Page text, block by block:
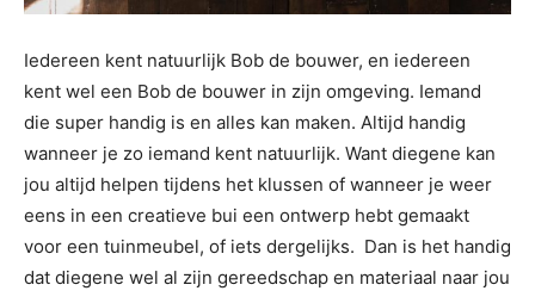
Iedereen kent natuurlijk Bob de bouwer, en iedereen
kent wel een Bob de bouwer in zijn omgeving. Iemand
die super handig is en alles kan maken. Altijd handig
wanneer je zo iemand kent natuurlijk. Want diegene kan
jou altijd helpen tijdens het klussen of wanneer je weer
eens in een creatieve bui een ontwerp hebt gemaakt
voor een tuinmeubel, of iets dergelijks. Dan is het handig
dat diegene wel al zijn gereedschap en materiaal naar jou